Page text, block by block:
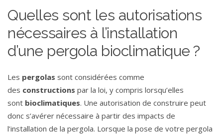
Quelles sont les autorisations
nécessaires à l’installation
d’une pergola bioclimatique ?
Les pergolas sont considérées comme
des constructions par la loi, y compris lorsqu’elles
sont bioclimatiques. Une autorisation de construire peut
donc s’avérer nécessaire à partir des impacts de
l’installation de la pergola. Lorsque la pose de votre pergola